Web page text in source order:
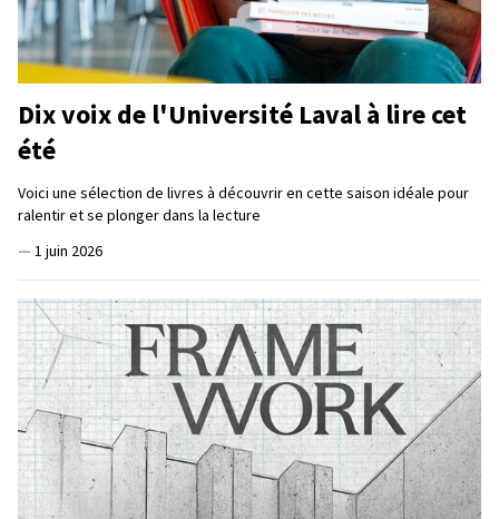
Dix voix de l'Université Laval à lire cet
été
Voici une sélection de livres à découvrir en cette saison idéale pour
ralentir et se plonger dans la lecture
— 1 juin 2026